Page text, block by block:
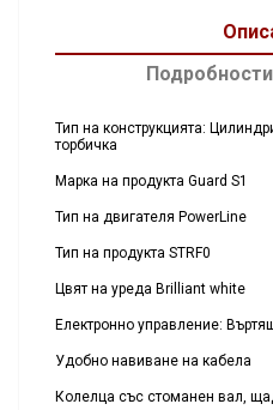
Тип на конструкцията:
торбичка
Марка на продукта Guard S1
Тип на двигателя PowerLine
Тип на продукта STRF0
Цвят на уреда Brilliant white
Електронно управление:
Удобно навиване на кабела
Колелца със стоманен вал,